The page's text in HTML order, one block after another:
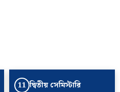
11 দ্বিতীয় সেমিস্টারি